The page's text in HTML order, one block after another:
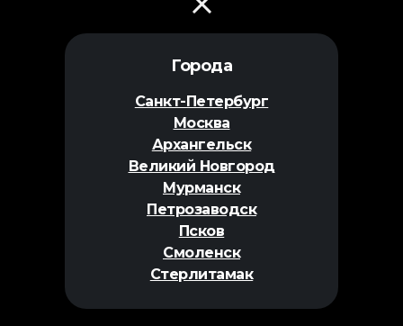
Города
Санкт-Петербург
Москва
Архангельск
Великий Новгород
Мурманск
Петрозаводск
Псков
Смоленск
Стерлитамак